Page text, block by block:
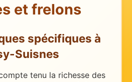
et frelons
spécifiques à
Suisnes
tenu la richesse des